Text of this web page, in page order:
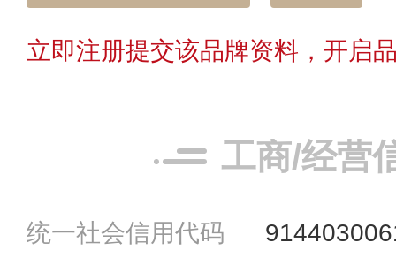
立即注册提交该品牌资料，开启
工商/经营
统一社会信用代码